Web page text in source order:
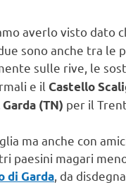
averlo visto dato
sono anche tra le
sulle rive, le
e il Castello
(TN) per il
ma anche con
paesini magari
di Garda, da